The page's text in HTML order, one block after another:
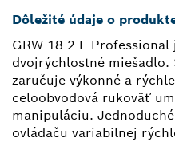
Dôležité údaje o
GRW 18-2 E
dvojrýchlostné
zaručuje výkonné a
celoobvodová rukoväť
manipuláciu.
ovládaču variabilnej